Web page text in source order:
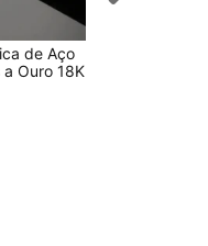
de Aço
Ouro 18K